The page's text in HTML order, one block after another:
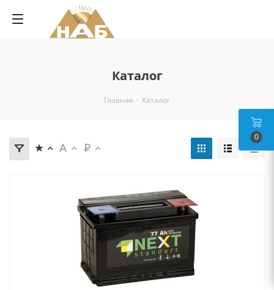
Каталог
Главная - Каталог
0